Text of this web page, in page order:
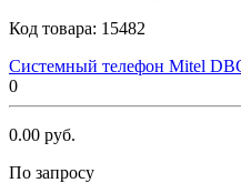
Код товара: 15482
Системный телефон Мitеl
0
0.00 руб.
По запросу